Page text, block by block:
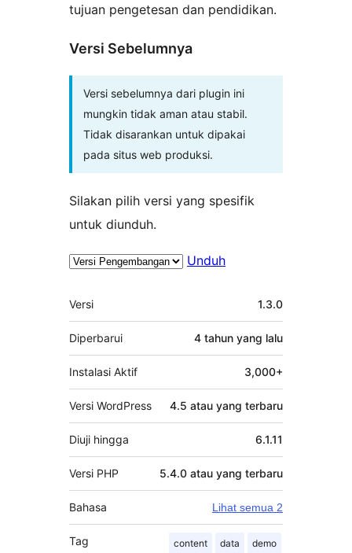
tujuan pengetesan dan pendidikan.
Versi Sebelumnya
Versi sebelumnya dari plugin ini
mungkin tidak aman atau stabil.
Tidak disarankan untuk dipakai
pada situs web produksi.
Silakan pilih versi yang spesifik
untuk diunduh.
Unduh
Meta
Versi 1.3.0
Diperbarui 4 tahun yang lalu
Instalasi Aktif 3,000+
Versi WordPress 4.5 atau yang terbaru
Diuji hingga 6.1.11
Versi PHP 5.4.0 atau yang terbaru
Bahasa Lihat semua 2
Tag content data demo